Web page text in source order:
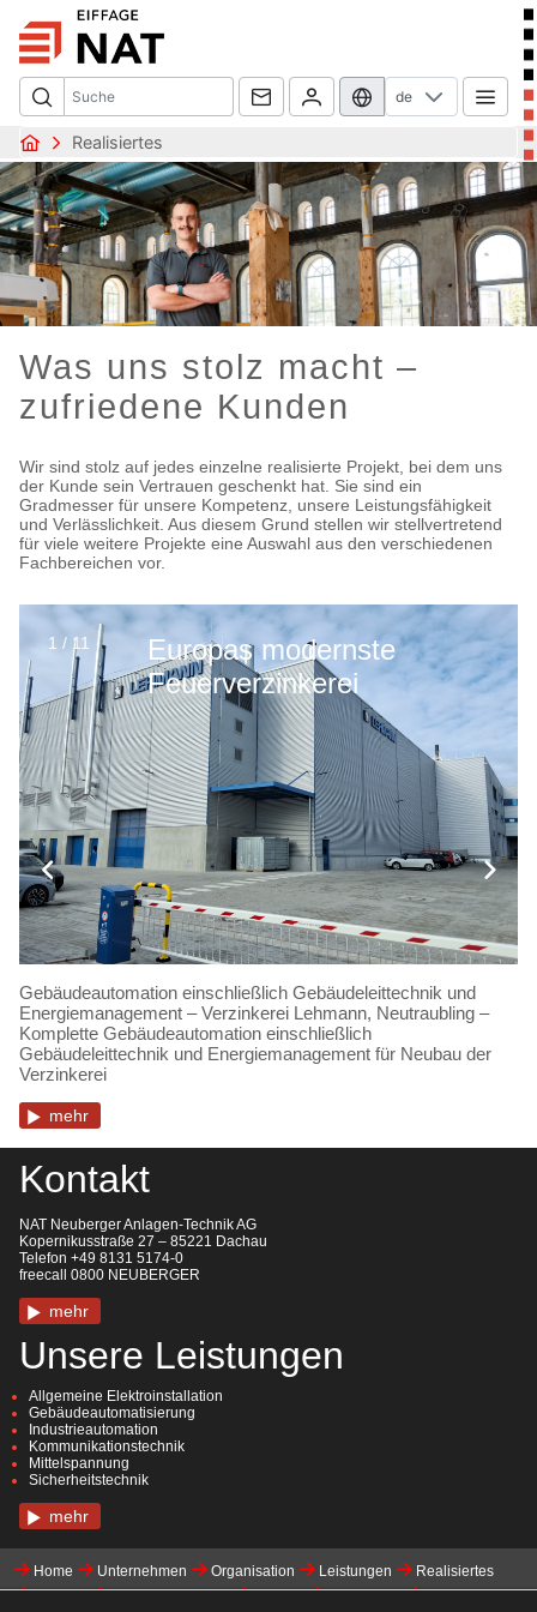
de
Realisiertes
Was uns stolz macht –
zufriedene Kunden
Wir sind stolz auf jedes einzelne realisierte Projekt, bei dem uns
der Kunde sein Vertrauen geschenkt hat. Sie sind ein
Gradmesser für unsere Kompetenz, unsere Leistungsfähigkeit
und Verlässlichkeit. Aus diesem Grund stellen wir stellvertretend
für viele weitere Projekte eine Auswahl aus den verschiedenen
Fachbereichen vor.
1 / 11
Europas modernste
Feuerverzinkerei
Gebäudeautomation einschließlich Gebäudeleittechnik und
Energiemanagement – Verzinkerei Lehmann, Neutraubling –
Komplette Gebäudeautomation einschließlich
Gebäudeleittechnik und Energiemanagement für Neubau der
Verzinkerei
mehr
Kontakt
NAT Neuberger Anlagen-Technik AG
Kopernikusstraße 27 – 85221 Dachau
Telefon +49 8131 5174-0
freecall 0800 NEUBERGER
mehr
Unsere Leistungen
Allgemeine Elektroinstallation
Gebäudeautomatisierung
Industrieautomation
Kommunikationstechnik
Mittelspannung
Sicherheitstechnik
mehr
Home Unternehmen Organisation Leistungen
Realisiertes
Karriere
Initiativbewerbung Kontakt Downloads
Impressum